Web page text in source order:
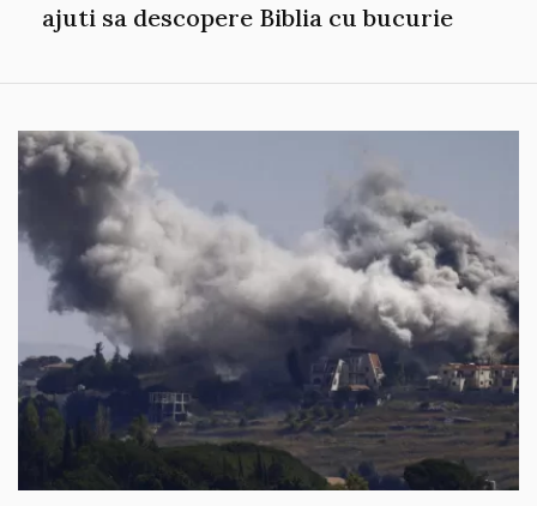
ajuti sa descopere Biblia cu bucurie